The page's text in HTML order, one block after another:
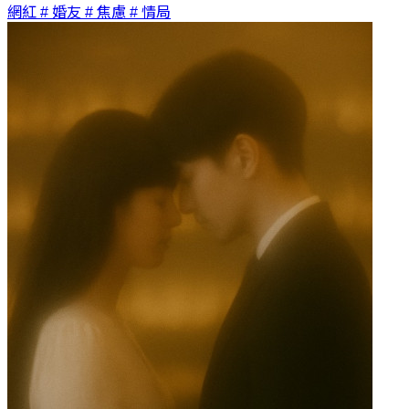
網紅 # 婚友 # 焦慮 # 情局